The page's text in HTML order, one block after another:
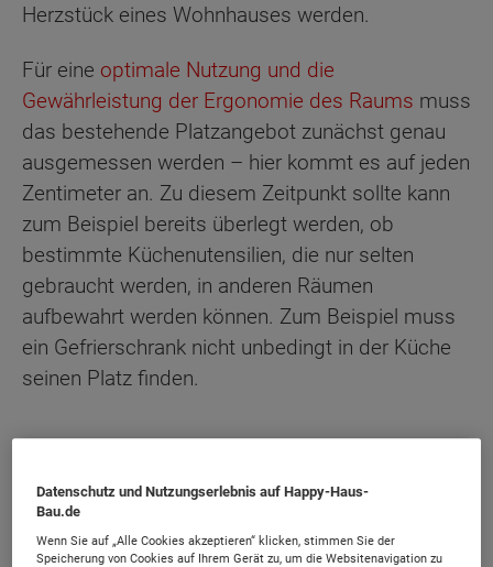
Herzstück eines Wohnhauses werden.
Für eine optimale Nutzung und die
Gewährleistung der Ergonomie des Raums muss
das bestehende Platzangebot zunächst genau
ausgemessen werden – hier kommt es auf jeden
Zentimeter an. Zu diesem Zeitpunkt sollte kann
zum Beispiel bereits überlegt werden, ob
bestimmte Küchenutensilien, die nur selten
gebraucht werden, in anderen Räumen
aufbewahrt werden können. Zum Beispiel muss
ein Gefrierschrank nicht unbedingt in der Küche
seinen Platz finden.
Tipp 1: Farbe und Dekoration
Datenschutz und Nutzungserlebnis auf Happy-Haus-
Bau.de
Wenn Sie auf „Alle Cookies akzeptieren“ klicken, stimmen Sie der
Speicherung von Cookies auf Ihrem Gerät zu, um die Websitenavigation zu